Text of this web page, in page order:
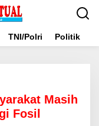
TNI/Polri Politik
Masih
Fosil